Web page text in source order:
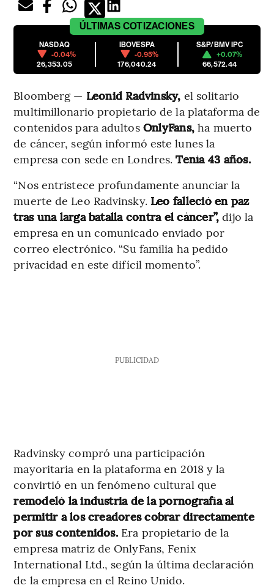
ÚLTIMAS COTIZACIONES
NASDAQ
-0.04%
26,353.05
IBOVESPA
-0.95%
176,040.24
S&P/BMV IPC
+0.07%
66,572.44
Bloomberg — Leonid Radvinsky, el solitario
multimillonario propietario de la plataforma de
contenidos para adultosOnlyFans,ha muerto
de cáncer, según informó este lunes la
empresa con sede en Londres. Tenía 43 años.
“Nos entristece profundamente anunciar la
muerte de Leo Radvinsky. Leo falleció en paz
tras una larga batalla contra el cáncer”, dijo la
empresa en un comunicado enviado por
correo electrónico. “Su familia ha pedido
privacidad en este difícil momento”.
PUBLICIDAD
Radvinsky compró una participación
mayoritaria en la plataforma en 2018 y la
convirtió en un fenómeno cultural que
remodeló la industria de la pornografía al
permitir a los creadores cobrar directamente
por sus contenidos. Era propietario de la
empresa matriz de OnlyFans, Fenix
International Ltd., según la última declaración
de la empresa en el Reino Unido.